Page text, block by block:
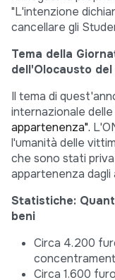
"L'intenzione
cancellare gli
Tema della
dell'Olocausto
Il tema di
internazionale
appartenenza".
l'umanità delle
che sono stati
appartenenza dagli
Statistiche:
beni
Circa 4.200
Circa 1.600